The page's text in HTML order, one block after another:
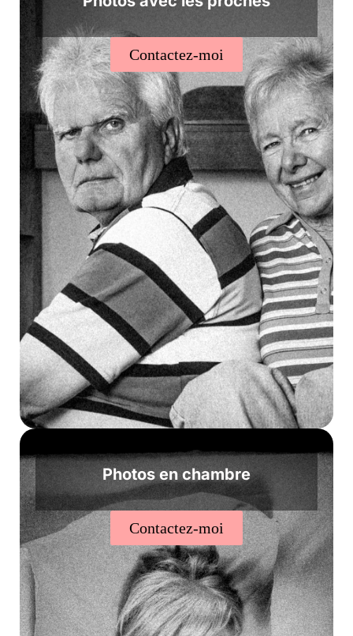
Contactez-moi
Photos en chambre
Contactez-moi